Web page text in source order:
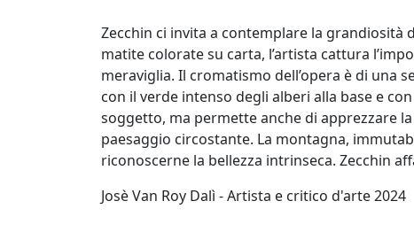
Andrés
Avré
Elisabetta
Bacci
Antonio
Zecchin ci invita a contemplare la
matite colorate su carta, l’artista cattura
meraviglia. Il cromatismo dell’opera è di
con il verde intenso degli alberi alla base e
soggetto, ma permette anche di apprezzare
paesaggio circostante. La montagna,
riconoscerne la bellezza intrinseca. Zecchin
​Josè Van Roy Dalì - Artista e critico d'arte 2024